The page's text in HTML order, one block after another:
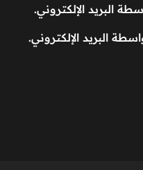
البريد الإلكتروني.
البريد الإلكتروني.